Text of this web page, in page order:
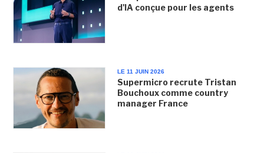
d'IA conçue pour les agents
LE 11 JUIN 2026
Supermicro recrute Tristan
Bouchoux comme country
manager France